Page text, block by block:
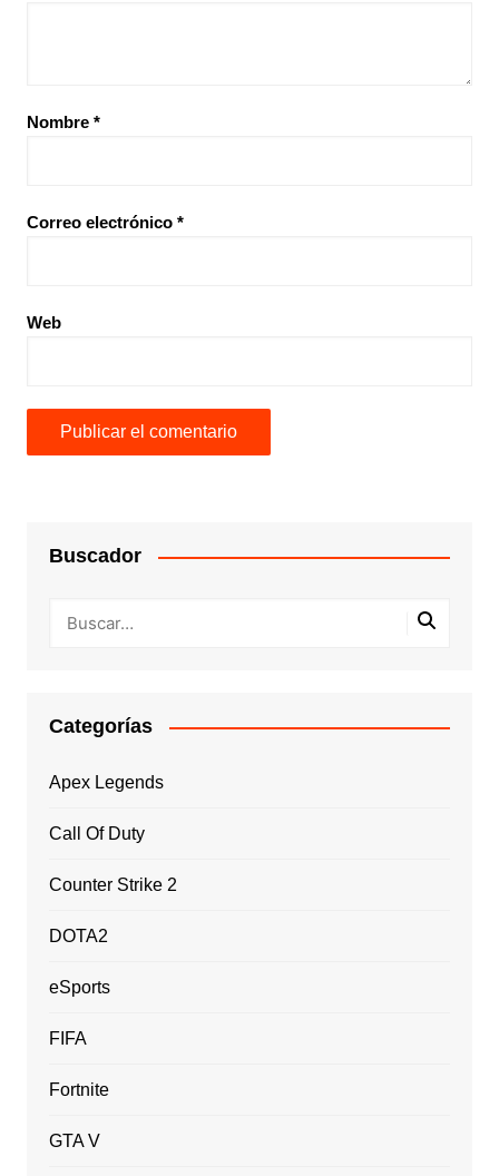
Nombre *
Correo electrónico *
Web
Buscador
Categorías
Apex Legends
Call Of Duty
Counter Strike 2
DOTA2
eSports
FIFA
Fortnite
GTA V